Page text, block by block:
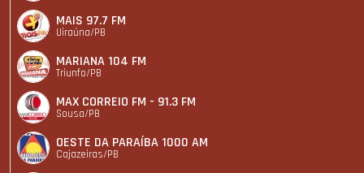
MAIS 97.7 FM
Uiraúna/PB
MARIANA 104 FM
Triunfo/PB
MAX CORREIO FM - 91.3 FM
Sousa/PB
OESTE DA PARAÍBA 1000 AM
Cajazeiras/PB